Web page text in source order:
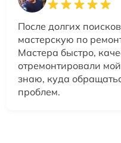
После долгих
мастерскую по
Мастера быстро,
отремонтировали
знаю, куда
проблем.